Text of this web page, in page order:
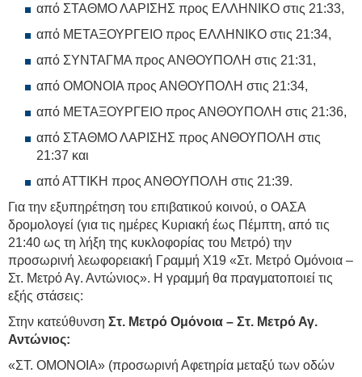
από ΣΤΑΘΜΟ ΛΑΡΙΣΗΣ προς ΕΛΛΗΝΙΚΟ στις 21:33,
από ΜΕΤΑΞΟΥΡΓΕΙΟ προς ΕΛΛΗΝΙΚΟ στις 21:34,
από ΣΥΝΤΑΓΜΑ προς ΑΝΘΟΥΠΟΛΗ στις 21:31,
από ΟΜΟΝΟΙΑ προς ΑΝΘΟΥΠΟΛΗ στις 21:34,
από ΜΕΤΑΞΟΥΡΓΕΙΟ προς ΑΝΘΟΥΠΟΛΗ στις 21:36,
από ΣΤΑΘΜΟ ΛΑΡΙΣΗΣ προς ΑΝΘΟΥΠΟΛΗ στις
21:37 και
από ΑΤΤΙΚΗ προς ΑΝΘΟΥΠΟΛΗ στις 21:39.
Για την εξυπηρέτηση του επιβατικού κοινού, ο ΟΑΣΑ
δρομολογεί (για τις ημέρες Κυριακή έως Πέμπτη, από τις
21:40 ως τη λήξη της κυκλοφορίας του Μετρό) την
προσωρινή λεωφορειακή Γραμμή Χ19 «Στ. Μετρό Ομόνοια –
Στ. Μετρό Αγ. Αντώνιος». Η γραμμή θα πραγματοποιεί τις
εξής στάσεις:
Στην κατεύθυνση Στ. Μετρό Ομόνοια – Στ. Μετρό Αγ.
Αντώνιος:
«ΣΤ. ΟΜΟΝΟΙΑ» (προσωρινή Αφετηρία μεταξύ των οδών